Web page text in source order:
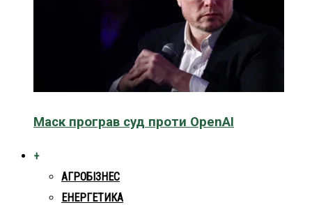
Маск програв суд проти OpenAI
+
АГРОБІЗНЕС
ЕНЕРГЕТИКА